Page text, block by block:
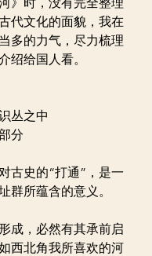
代文化的面貌，我在
多的力气，尽力梳理
绍给国人看。
丛之中
分
古史的“打通”，是一
群所蕴含的意义。
成，必然有其承前启
西北角我所喜欢的河